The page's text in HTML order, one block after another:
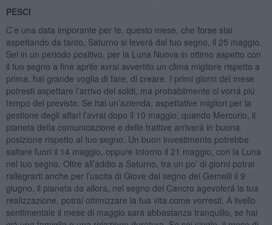
PESCI
C’e una data imporante per te, questo mese, che forse stai
aspettando da tanto, Saturno si leverá dal tuo segno, il 25 maggio.
Sei in un periodo positivo, per la Luna Nuova in ottimo aspetto con
il tuo segno a fine aprile avrai avvertito un clima migliore rispetto a
prima, hai grande voglia di fare, di creare. I primi giorni del mese
potresti aspettare l’arrivo dei soldi, ma probabilmente ci vorrá piú
tempo del previsto. Se hai un’azienda, aspettative migliori per la
gestione degli affari l’avrai dopo il 10 maggio, quando Mercurio, il
pianeta della comunicazione e delle trattive arriverá in buona
posizione rispetto al tuo segno. Un buon investimento potrebbe
saltare fuori il 14 maggio, oppure intorno il 21 maggio, con la Luna
nel tuo segno. Oltre all’addio a Saturno, tra un po’ di giorni potrai
rallegrarti anche per l’uscita di Giove dal segno dei Gemelli il 9
giugno, il pianeta da allora, nel segno del Cancro agevolerá la tua
realizzazione, potrai ottimizzare la tua vita come vorresti. A livello
sentimentale il mese di maggio sará abbastanza tranquillo, se hai